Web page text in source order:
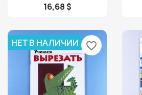
16,68 $
НЕТ В НАЛИЧИИ favorite_border